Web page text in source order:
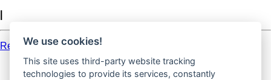
Registrieren
Foren-Übersicht
We use cookies!
This site uses third-party website tracking
technologies to provide its services, constantly